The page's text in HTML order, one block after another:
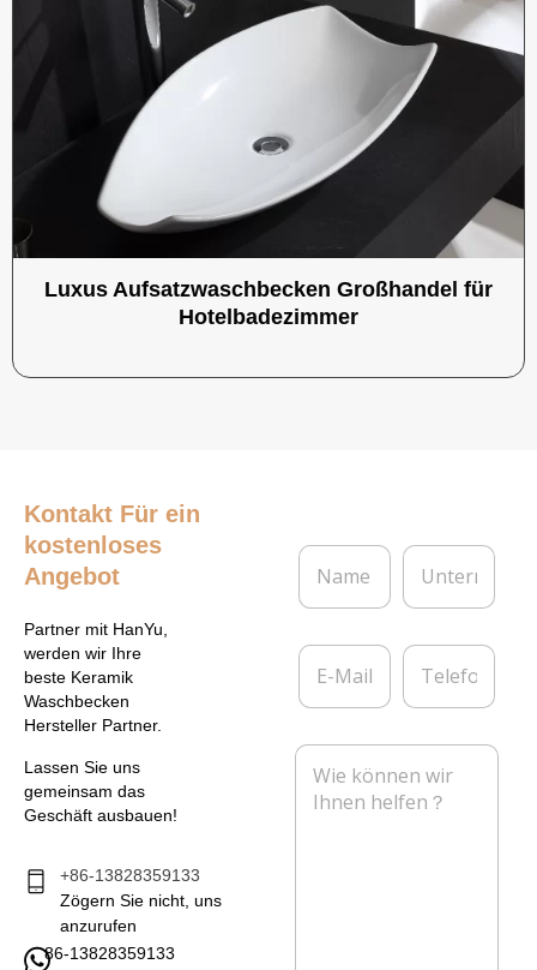
Luxus Aufsatzwaschbecken Großhandel für
Hotelbadezimmer
Kontakt Für ein
kostenloses
Angebot
Partner mit HanYu,
werden wir Ihre
beste Keramik
Waschbecken
Hersteller Partner.
Lassen Sie uns
gemeinsam das
Geschäft ausbauen!
+86-13828359133
Zögern Sie nicht, uns
anzurufen
86-13828359133
N
m
*
U
t
r
h
n
E
M
i
T
l
f
o
n
N